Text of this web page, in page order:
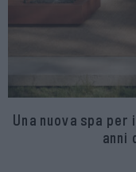
Una nuova spa
anni